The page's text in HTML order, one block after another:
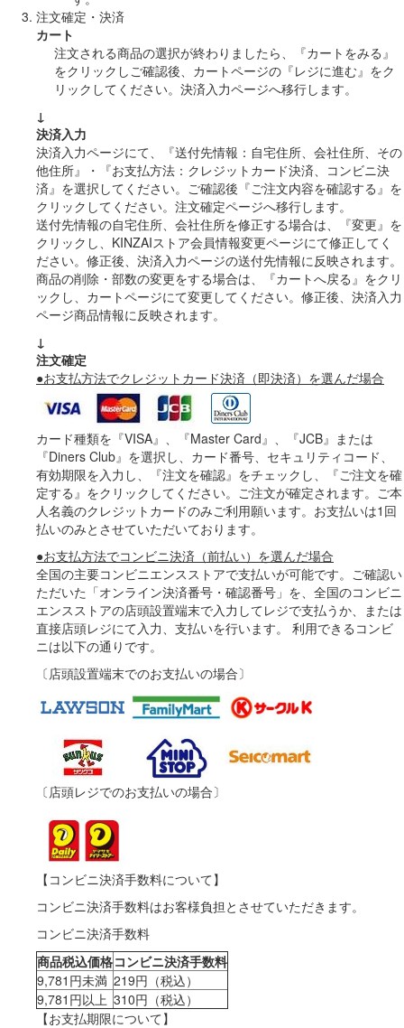
注文確定・決済
カート
注文される商品の選択が終わりましたら、『カートをみる』
をクリックしご確認後、カートページの『レジに進む』をク
リックしてください。決済入力ページへ移行します。
↓
決済入力
決済入力ページにて、『送付先情報：自宅住所、会社住所、その
他住所』・『お支払方法：クレジットカード決済、コンビニ決
済』を選択してください。ご確認後『ご注文内容を確認する』を
クリックしてください。注文確定ページへ移行します。
送付先情報の自宅住所、会社住所を修正する場合は、『変更』を
クリックし、KINZAIストア会員情報変更ページにて修正してく
ださい。修正後、決済入力ページの送付先情報に反映されます。
商品の削除・部数の変更をする場合は、『カートへ戻る』をクリ
ックし、カートページにて変更してください。修正後、決済入力
ページ商品情報に反映されます。
↓
注文確定
●お支払方法でクレジットカード決済（即決済）を選んだ場合
カード種類を『VISA』、『Master Card』、『JCB』または
『Diners Club』を選択し、カード番号、セキュリティコード、
有効期限を入力し、『注文を確認』をチェックし、『ご注文を確
定する』をクリックしてください。ご注文が確定されます。ご本
人名義のクレジットカードのみご利用願います。お支払いは1回
払いのみとさせていただいております。
●お支払方法でコンビニ決済（前払い）を選んだ場合
全国の主要コンビニエンスストアで支払いが可能です。ご確認い
ただいた「オンライン決済番号・確認番号」を、全国のコンビニ
エンスストアの店頭設置端末で入力してレジで支払うか、または
直接店頭レジにて入力、支払いを行います。 利用できるコンビ
ニは以下の通りです。
〔店頭設置端末でのお支払いの場合〕
〔店頭レジでのお支払いの場合〕
【コンビニ決済手数料について】
コンビニ決済手数料はお客様負担とさせていただきます。
コンビニ決済手数料
商品税込価格コンビニ決済手数料
9,781円未満 219円（税込）
9,781円以上 310円（税込）
【お支払期限について】